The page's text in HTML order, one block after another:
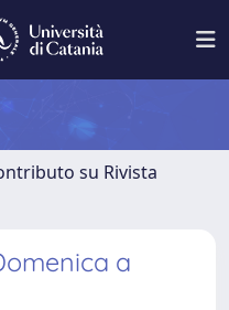
su Rivista
a